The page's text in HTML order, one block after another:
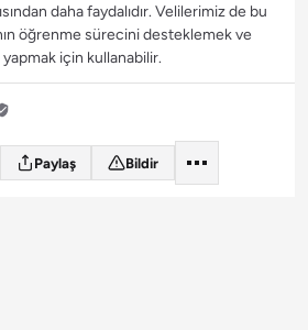
daha faydalıdır. Velilerimiz de bu
öğrenme sürecini desteklemek ve
için kullanabilir.
Paylaş Bildir